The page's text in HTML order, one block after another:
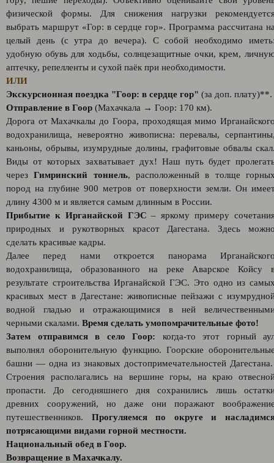
физической формы. Для снижения нагрузки
выбрать маршрут «Гор: в сердце гор». Программа рассчитана
целый день (с утра до вечера). С собой необходимо
удобную обувь для ходьбы, солнцезащитные очки, крем,
аптечку, репелленты и сухой паёк при необходимости.
ИЛИ
Экскурсионная поездка "Гоор: в сердце гор" (за доп. плату)**.
Отправление в Гоор (Махачкала → Гоор: 170 км).
Дорога от Махачкалы до Гоора, проходящая мимо
водохранилища, невероятно живописна: перевалы,
каньоны, обрывы, изумрудные долины, графитовые обвалы
Виды от которых захватывает дух! Наш путь будет
черезГимринский тоннель, расположенный в толще
пород на глубине 900 метров от поверхности земли. Он
длину 4300 м и является самым длинным в России.
Прибытие к Ирганайской ГЭС – яркому примеру
природных и рукотворных красот Дагестана. Здесь
сделать красивые кадры.
Далее перед нами откроется панорама
водохранилища, образованного на реке Аварское Койсу
результате строительства Ирганайской ГЭС. Это одно из
красивых мест в Дагестане: живописные пейзажи с
водной гладью и отражающимися в ней
черными скалами. Время сделать умопомрачительные фото!
Затем отправимся в село Гоор: когда-то этот горный
выполнял оборонительную функцию. Гоорские
башни — одна из знаковых достопримечательностей
Строения располагались на вершине горы, на краю
пропасти. До сегодняшнего дня сохранились лишь
древних сооружений, но даже они поражают
путешественников. Прогуляемся по округе и
потрясающими видами горной местности.
Национальный обед в Гоор.
Возвращение в Махачкалу.